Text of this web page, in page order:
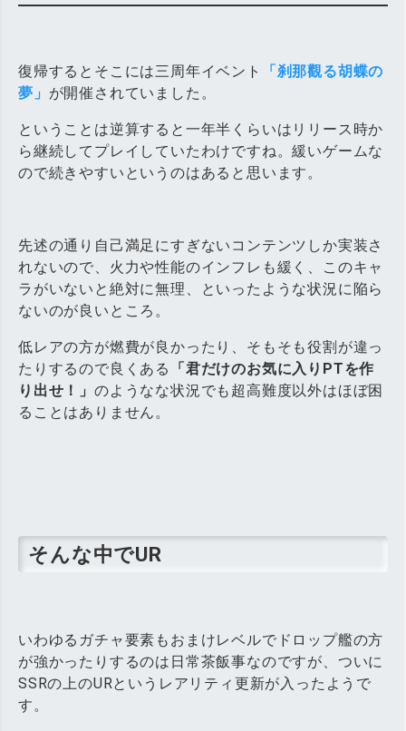
復帰するとそこには三周年イベント
「刹那觀る胡蝶の
夢」 が開催されていました。
ということは逆算すると一年半くらいはリリース時か
ら継続してプレイしていたわけですね。緩いゲームな
ので続きやすいというのはあると思います。
先述の通り自己満足にすぎないコンテンツしか実装さ
れないので、火力や性能のインフレも緩く、このキャ
ラがいないと絶対に無理、といったような状況に陥ら
ないのが良いところ。
低レアの方が燃費が良かったり、そもそも役割が違っ
たりするので良くある
「君だけのお気に入りPTを作
り出せ！」 のようなな状況でも超高難度以外はほぼ困
ることはありません。
そんな中でUR
いわゆるガチャ要素もおまけレベルでドロップ艦の方
が強かったりするのは日常茶飯事なのですが、ついに
SSRの上のURというレアリティ更新が入ったようで
す。